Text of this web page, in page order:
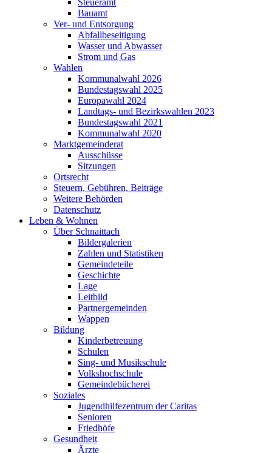
Steueramt
Bauamt
Ver- und Entsorgung
Abfallbeseitigung
Wasser und Abwasser
Strom und Gas
Wahlen
Kommunalwahl 2026
Bundestagswahl 2025
Europawahl 2024
Landtags- und Bezirkswahlen 2023
Bundestagswahl 2021
Kommunalwahl 2020
Marktgemeinderat
Ausschüsse
Sitzungen
Ortsrecht
Steuern, Gebühren, Beiträge
Weitere Behörden
Datenschutz
Leben & Wohnen
Über Schnaittach
Bildergalerien
Zahlen und Statistiken
Gemeindeteile
Geschichte
Lage
Leitbild
Partnergemeinden
Wappen
Bildung
Kinderbetreuung
Schulen
Sing- und Musikschule
Volkshochschule
Gemeindebücherei
Soziales
Jugendhilfezentrum der Caritas
Senioren
Friedhöfe
Gesundheit
Ärzte